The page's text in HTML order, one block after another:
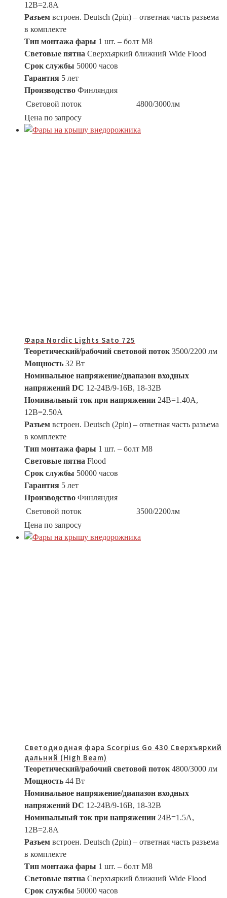
12В=2.8A
Разъем встроен. Deutsch (2pin) – ответная часть разъема
в комплекте
Тип монтажа фары 1 шт. – болт М8
Световые пятна Сверхъяркий ближний Wide Flood
Срок службы 50000 часов
Гарантия 5 лет
Производство Финляндия
Световой поток
4800/3000лм
Цена по запросу
Фара Nordic Lights Sato 725
Теоретический/рабочий световой поток 3500/2200 лм
Мощность 32 Вт
Номинальное напряжение/диапазон входных
напряжений DC 12-24В/9-16В, 18-32В
Номинальный ток при напряжении 24В=1.40A,
12В=2.50A
Разъем встроен. Deutsch (2pin) – ответная часть разъема
в комплекте
Тип монтажа фары 1 шт. – болт М8
Световые пятна Flood
Срок службы 50000 часов
Гарантия 5 лет
Производство Финляндия
Световой поток
3500/2200лм
Цена по запросу
Светодиодная фара Scorpius Go 430 Сверхъяркий
дальний (High Beam)
Теоретический/рабочий световой поток 4800/3000 лм
Мощность 44 Вт
Номинальное напряжение/диапазон входных
напряжений DC 12-24В/9-16В, 18-32В
Номинальный ток при напряжении 24В=1.5A,
12В=2.8A
Разъем встроен. Deutsch (2pin) – ответная часть разъема
в комплекте
Тип монтажа фары 1 шт. – болт М8
Световые пятна Сверхъяркий ближний Wide Flood
Срок службы 50000 часов